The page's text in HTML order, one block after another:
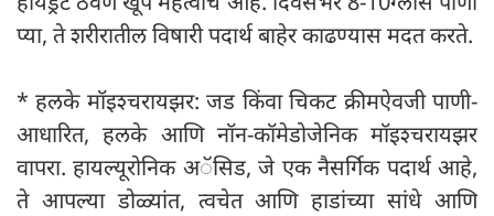
प्या, ते शरीरातील विषारी पदार्थ बाहेर काढण्यास मदत करते.
* हलके मॉइश्चरायझर: जड किंवा चिकट क्रीमऐवजी पाणी-
आधारित, हलके आणि नॉन-कॉमेडोजेनिक मॉइश्चरायझर
वापरा. ​​हायल्यूरोनिक अॅसिड, जे एक नैसर्गिक पदार्थ आहे,
ते आपल्या डोळ्यांत, त्वचेत आणि हाडांच्या सांधे आणि